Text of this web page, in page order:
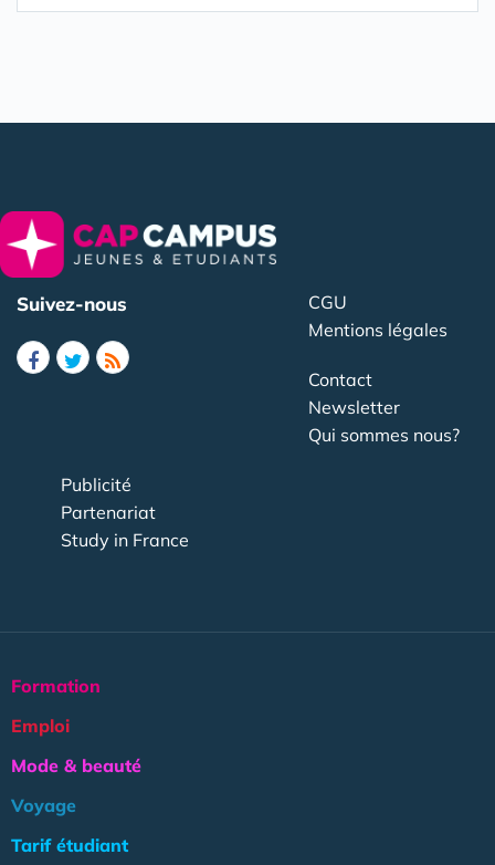
Suivez-nous
CGU
Mentions légales
Contact
Newsletter
Qui sommes nous?
Publicité
Partenariat
Study in France
Formation
Emploi
Mode & beauté
Voyage
Tarif étudiant